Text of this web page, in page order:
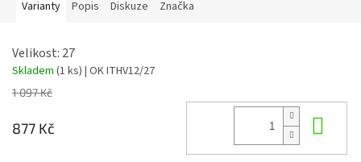
Varianty Popis Diskuze Značka
Velikost: 27
Skladem (1 ks) | OK ITHV12/27
1 097 Kč
877 Kč